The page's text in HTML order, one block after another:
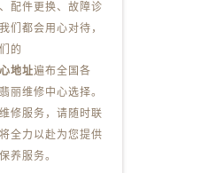
配件更换、故障诊
们都会用心对待，
的
地址遍布全国各
丽维修中心选择。
修服务，请随时联
全力以赴为您提供
养服务。